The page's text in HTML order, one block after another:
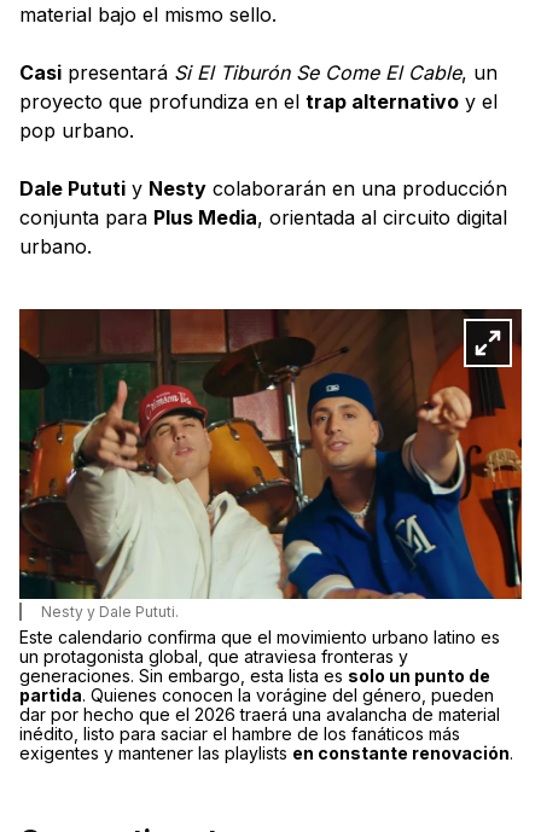
material bajo el mismo sello.
Casi presentará Si El Tiburón Se Come El Cable, un
proyecto que profundiza en el trap alternativo y el
pop urbano.
Dale Pututi y Nesty colaborarán en una producción
conjunta para Plus Media, orientada al circuito digital
urbano.
Nesty y Dale Pututi.
Este calendario confirma que el movimiento urbano latino es
un protagonista global, que atraviesa fronteras y
generaciones. Sin embargo, esta lista es solo un punto de
partida. Quienes conocen la vorágine del género, pueden
dar por hecho que el 2026 traerá una avalancha de material
inédito, listo para saciar el hambre de los fanáticos más
exigentes y mantener las playlists en constante renovación.